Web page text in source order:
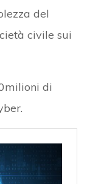
del
civile sui
di